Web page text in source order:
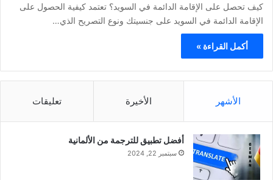
كيف تحصل على الإقامة الدائمة في السويد؟ تعتمد كيفية الحصول على
الإقامة الدائمة في السويد على جنسيتك ونوع التصريح الذي…
أكمل القراءة »
الأشهر الأخيرة تعليقات
أفضل تطبيق للترجمة من الألمانية
سبتمبر 22, 2024